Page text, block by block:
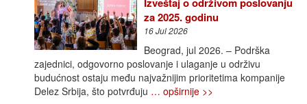
za 2025. godinu
16 Jul 2026
Beograd, jul 2026. – Podrška
zajednici, odgovorno poslovanje i ulaganje u održivu
budućnost ostaju među najvažnijim prioritetima kompanije
Delez Srbija, što potvrđuju … opširnije >>